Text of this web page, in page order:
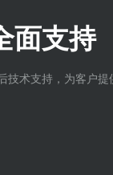
面支持
技术支持，为客户提